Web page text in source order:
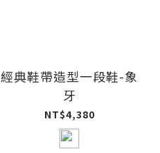
經典鞋帶造型一段鞋-象
牙
NT$4,380